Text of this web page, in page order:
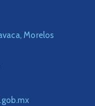
Morelos